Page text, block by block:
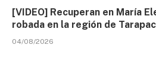
[VIDEO] Recuperan en María
robada en la región de
04/08/2026